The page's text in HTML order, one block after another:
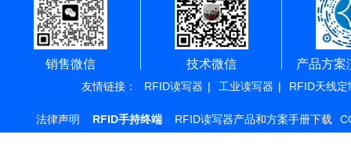
销售微信 技术微信 产品方案
友情链接： RFID读写器 | 工业读写器 | RFID天线定
法律声明 RFID手持终端 RFID读写器产品和方案手册下载